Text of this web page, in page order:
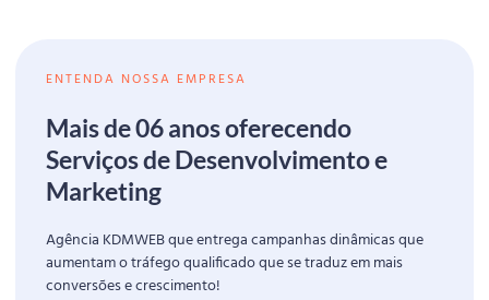
ENTENDA NOSSA EMPRESA
Mais de 06 anos oferecendo
Serviços de Desenvolvimento e
Marketing
Agência KDMWEB que entrega campanhas dinâmicas que
aumentam o tráfego qualificado que se traduz em mais
conversões e crescimento!